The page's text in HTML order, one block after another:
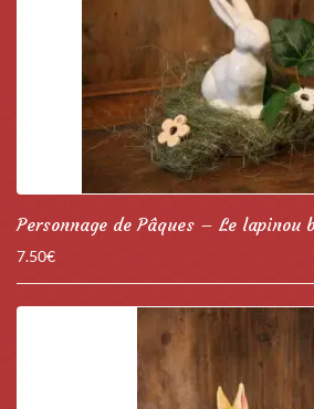
Personnage de Pâques – Le lapinou
7.50€